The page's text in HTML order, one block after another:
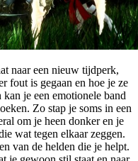
naar een nieuw tijdperk,
fout is gegaan en hoe je ze
je een emotionele band
Zo stap je soms in een
om je heen donker en je
wat tegen elkaar zeggen.
van de helden die je helpt.